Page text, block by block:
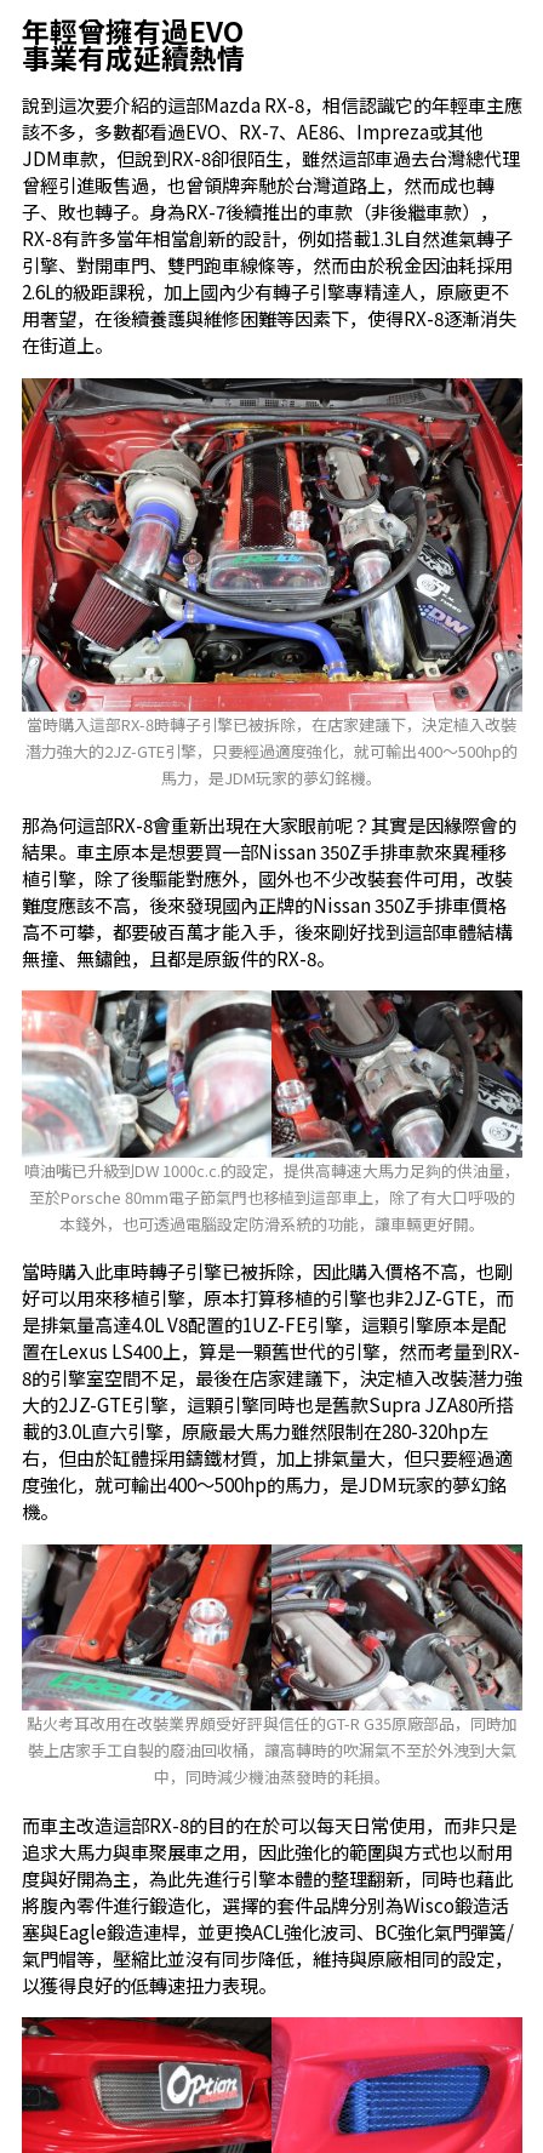
年輕曾擁有過EVO
事業有成延續熱情
說到這次要介紹的這部Mazda RX-8，相信認識它的年輕車主應
該不多，多數都看過EVO、RX-7、AE86、Impreza或其他
JDM車款，但說到RX-8卻很陌生，雖然這部車過去台灣總代理
曾經引進販售過，也曾領牌奔馳於台灣道路上，然而成也轉
子、敗也轉子。身為RX-7後續推出的車款（非後繼車款），
RX-8有許多當年相當創新的設計，例如搭載1.3L自然進氣轉子
引擎、對開車門、雙門跑車線條等，然而由於稅金因油耗採用
2.6L的級距課稅，加上國內少有轉子引擎專精達人，原廠更不
用奢望，在後續養護與維修困難等因素下，使得RX-8逐漸消失
在街道上。
當時購入這部RX-8時轉子引擎已被拆除，在店家建議下，決定植入改裝
潛力強大的2JZ-GTE引擎，只要經過適度強化，就可輸出400～500hp的
馬力，是JDM玩家的夢幻銘機。
那為何這部RX-8會重新出現在大家眼前呢？其實是因緣際會的
結果。車主原本是想要買一部Nissan 350Z手排車款來異種移
植引擎，除了後驅能對應外，國外也不少改裝套件可用，改裝
難度應該不高，後來發現國內正牌的Nissan 350Z手排車價格
高不可攀，都要破百萬才能入手，後來剛好找到這部車體結構
無撞、無鏽蝕，且都是原鈑件的RX-8。
噴油嘴已升級到DW 1000c.c.的設定，提供高轉速大馬力足夠的供油量，
至於Porsche 80mm電子節氣門也移植到這部車上，除了有大口呼吸的
本錢外，也可透過電腦設定防滑系統的功能，讓車輛更好開。
當時購入此車時轉子引擎已被拆除，因此購入價格不高，也剛
好可以用來移植引擎，原本打算移植的引擎也非2JZ-GTE，而
是排氣量高達4.0L V8配置的1UZ-FE引擎，這顆引擎原本是配
置在Lexus LS400上，算是一顆舊世代的引擎，然而考量到RX-
8的引擎室空間不足，最後在店家建議下，決定植入改裝潛力強
大的2JZ-GTE引擎，這顆引擎同時也是舊款Supra JZA80所搭
載的3.0L直六引擎，原廠最大馬力雖然限制在280-320hp左
右，但由於缸體採用鑄鐵材質，加上排氣量大，但只要經過適
度強化，就可輸出400～500hp的馬力，是JDM玩家的夢幻銘
機。
點火考耳改用在改裝業界頗受好評與信任的GT-R G35原廠部品，同時加
裝上店家手工自製的廢油回收桶，讓高轉時的吹漏氣不至於外洩到大氣
中，同時減少機油蒸發時的耗損。
而車主改造這部RX-8的目的在於可以每天日常使用，而非只是
追求大馬力與車聚展車之用，因此強化的範圍與方式也以耐用
度與好開為主，為此先進行引擎本體的整理翻新，同時也藉此
將腹內零件進行鍛造化，選擇的套件品牌分別為Wisco鍛造活
塞與Eagle鍛造連桿，並更換ACL強化波司、BC強化氣門彈簧/
氣門帽等，壓縮比並沒有同步降低，維持與原廠相同的設定，
以獲得良好的低轉速扭力表現。